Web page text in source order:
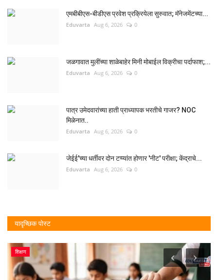
एमबीबीएस-बीडीएस प्रवेश प्रक्रियेला सुरुवात; मॅनेजमेंटच्या...
Eduvarta Aug 6, 2026 0
जळगावात मुलींच्या शाळेबाहेर मिनी मोबाईल विक्रीचा पर्दाफाश;...
Eduvarta Aug 6, 2026 0
पात्र उमेदवारांच्या हाती प्राध्यापक भरतीचे गाजर? NOC
मिळेनात..
Eduvarta Aug 6, 2026 0
जेईई'च्या धर्तीवर दोन टप्प्यांत होणार 'नीट' परीक्षा; केंद्राचे...
Eduvarta Aug 6, 2026 0
यादृच्छिक पोस्ट
शिक्षण